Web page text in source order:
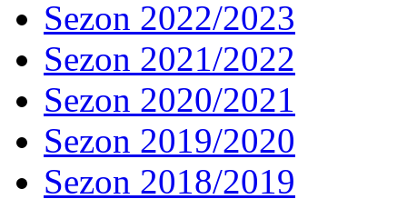
Sezon 2022/2023
Sezon 2021/2022
Sezon 2020/2021
Sezon 2019/2020
Sezon 2018/2019